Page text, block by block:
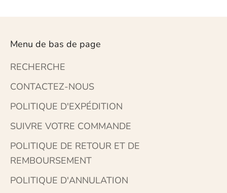
Menu de bas de page
RECHERCHE
CONTACTEZ-NOUS
POLITIQUE D'EXPÉDITION
SUIVRE VOTRE COMMANDE
POLITIQUE DE RETOUR ET DE
REMBOURSEMENT
POLITIQUE D'ANNULATION